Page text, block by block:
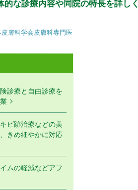
な診療内容や同院の特長を詳しく
膚科学会皮膚科専門医
診療と自由診療を
ビ跡治療などの美
きめ細やかに対応
ムの軽減などアフ